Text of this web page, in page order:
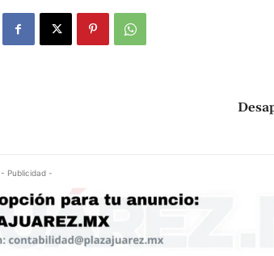
- Publicidad -